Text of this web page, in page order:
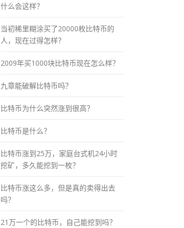
什么会这样？
当初稀里糊涂买了20000枚比特币的
人，现在过得怎样？
2009年买1000块比特币现在怎么样？
九章能破解比特币吗？
比特币为什么突然涨到很高？
比特币是什么？
比特币涨到25万，家庭台式机24小时
挖矿，多久能挖到一枚？
比特币涨这么多，但是真的卖得出去
吗？
21万一个的比特币，自己能挖到吗？